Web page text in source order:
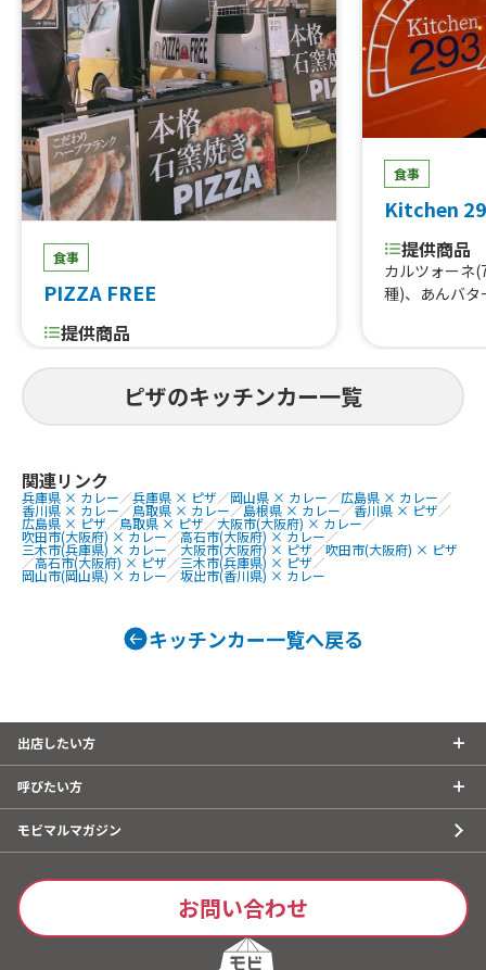
イス、チキンとポテトのマッサマンカ
レー、USオーガニックポークの自家製
ベーコンカレー、手作りシロップのふ
わふわカキ氷、USオーガニックのオー
ガニックオートミールクッキー、コー
ヒー、チュロス、チリコンカンのタコ
ライス、たっぷりキノコのバターチキ
ンカレー
食事
PIZZA FREE
提供商品
食事
Kitchen
提供商品
カルツォーネ
種)、あんバタ
ピザのキッチンカー一覧
関連リンク
兵庫県 × カレー／兵庫県 × ピザ／岡山県 × カレー／広島県 × カレー／
香川県 × カレー／鳥取県 × カレー／島根県 × カレー／香川県 × ピザ／
広島県 × ピザ／鳥取県 × ピザ／大阪市(大阪府) × カレー／
吹田市(大阪府) × カレー／高石市(大阪府) × カレー／
三木市(兵庫県) × カレー／大阪市(大阪府) × ピザ／吹田市(大阪府) × ピザ
／高石市(大阪府) × ピザ／三木市(兵庫県) × ピザ／
岡山市(岡山県) × カレー／坂出市(香川県) × カレー
キッチンカー一覧へ戻る
出店したい方
呼びたい方
モビマルマガジン
お問い合わせ